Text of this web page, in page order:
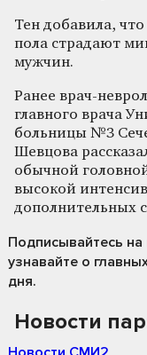
Тен добавила,
пола страдают
мужчин.
Ранее врач-
главного врача
больницы №3
Шевцова
обычной
высокой
дополнительных
Подписывайтесь на
узнавайте о
дня.
Новости